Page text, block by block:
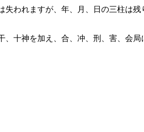
われますが、年、月、日の三柱は
十神を加え、合、冲、刑、害、会